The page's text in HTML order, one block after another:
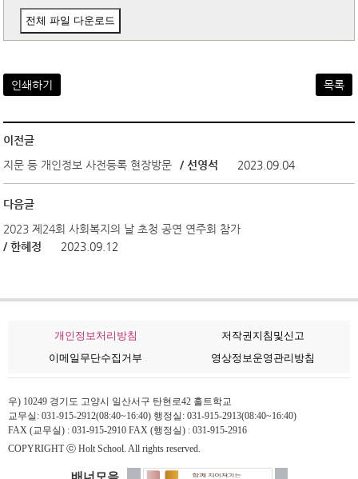
전체 파일 다운로드
인쇄하기 목록
이전글
지문 등 개인정보 사전등록 현장방문
/ 선영석 2023.09.04
다음글
2023 제24회 사회복지의 날 초청 공연 연주회 참가
/ 한혜정
2023.09.12
개인정보처리방침
저작권지침및신고
이메일무단수집거부
영상정보운영관리방침
우) 10249 경기도 고양시 일산서구 탄현로42 홀트학교
교무실: 031-915-2912(08:40~16:40) 행정실: 031-915-2913(08:40~16:40)
FAX (교무실) : 031-915-2910 FAX (행정실) : 031-915-2916
COPYRIGHT ⓒ Holt School. All rights reserved.